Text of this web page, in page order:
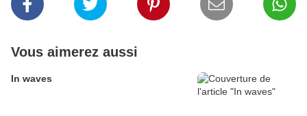
Vous aimerez aussi
In waves